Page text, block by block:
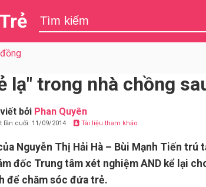
lạ" trong nhà chồng
bởi Phan Quyên
lần cuối: 11/09/2014 Tài liệu tham khảo
Nguyễn Thị Hải Hà – Bùi Mạnh Tiến trú
đốc Trung tâm xét nghiệm AND kể lại
để chăm sóc đứa trẻ.